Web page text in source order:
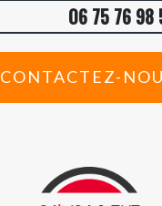
06 75 76 98
CONTACTEZ-